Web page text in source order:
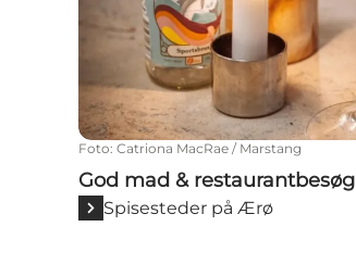
Foto: Catriona MacRae / Marstang
God mad & restaurantbesøg
Spisesteder på Ærø